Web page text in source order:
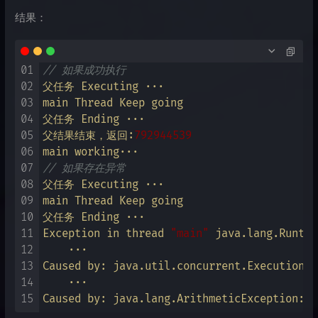
结果：
01
02
03
04
05
06
07
08
09
10
11
12
13
14
15
// 如果成功执行
父任务 Executing ···
main Thread Keep going
父任务 Ending ···
父结果结束，返回: 792944539
// 如果存在异常
父任务 Executing ···
main Thread Keep going
父任务 Ending ···
Exception in thread
"main"
    ···
Caused by:
    ···